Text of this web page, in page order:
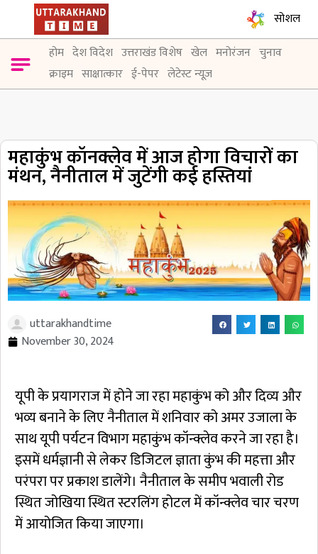
सोशल
होम देश विदेश उत्तराखंड विशेष खेल मनोरंजन चुनाव
क्राइम साक्षात्कार ई-पेपर लेटेस्ट न्यूज़
महाकुंभ कॉनक्लेव में आज होगा विचारों का
मंथन, नैनीताल में जुटेंगी कई हस्तियां
uttarakhandtime
November 30, 2024
यूपी के प्रयागराज में होने जा रहा महाकुंभ को और दिव्य और
भव्य बनाने के लिए नैनीताल में शनिवार को अमर उजाला के
साथ यूपी पर्यटन विभाग महाकुंभ कॉन्क्लेव करने जा रहा है।
इसमें धर्मज्ञानी से लेकर डिजिटल ज्ञाता कुंभ की महत्ता और
परंपरा पर प्रकाश डालेंगे। नैनीताल के समीप भवाली रोड
स्थित जोखिया स्थित स्टरलिंग होटल में कॉन्क्लेव चार चरण
में आयोजित किया जाएगा।